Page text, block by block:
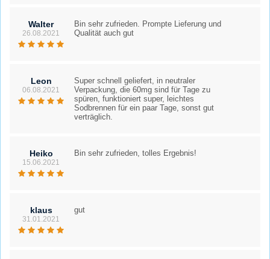
Walter
26.08.2021
Bin sehr zufrieden. Prompte Lieferung und
Qualität auch gut
Leon
06.08.2021
Super schnell geliefert, in neutraler
Verpackung, die 60mg sind für Tage zu
spüren, funktioniert super, leichtes
Sodbrennen für ein paar Tage, sonst gut
verträglich.
Heiko
15.06.2021
Bin sehr zufrieden, tolles Ergebnis!
klaus
31.01.2021
gut